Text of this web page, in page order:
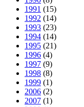
1991 (15)
1992 (14)
1993 (23)
1994 (14)
1995 (21)
1996 (4)
1997 (9)
1998 (8)
1999 (1)
2006 (2)
2007 (1)